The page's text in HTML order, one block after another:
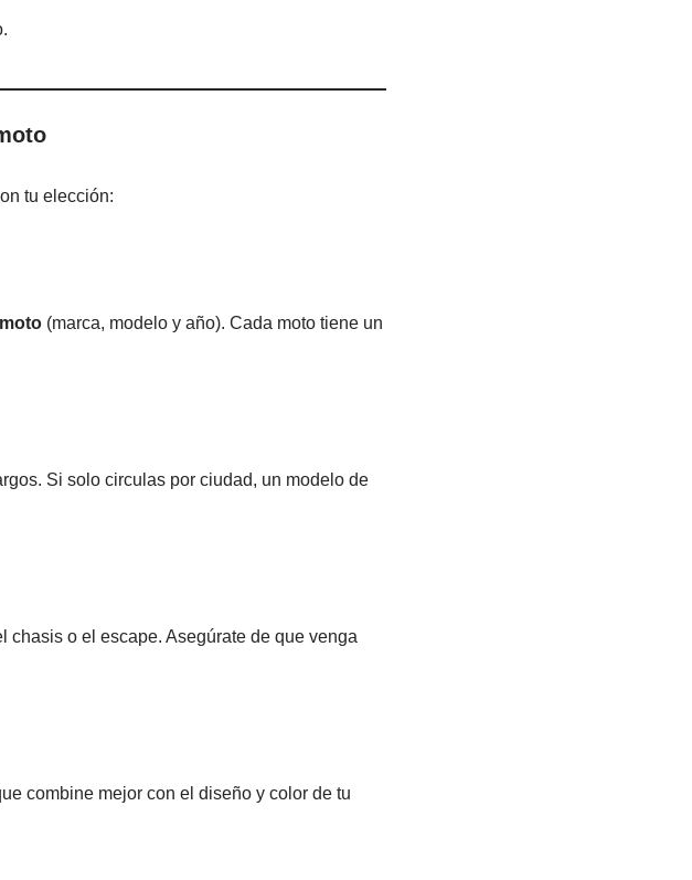
tu elección:
(marca, modelo y año). Cada moto tiene un
Si solo circulas por ciudad, un modelo de
chasis o el escape. Asegúrate de que venga
combine mejor con el diseño y color de tu